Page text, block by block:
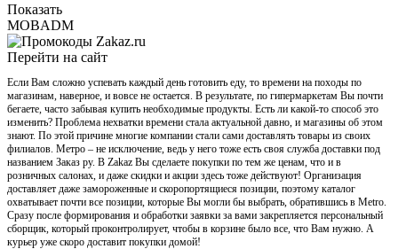
Показать
MOBADM
Перейти на сайт
Если Вам сложно успевать каждый день готовить еду, то времени на походы по
магазинам, наверное, и вовсе не остается. В результате, по гипермаркетам Вы почти
бегаете, часто забывая купить необходимые продукты. Есть ли какой-то способ это
изменить? Проблема нехватки времени стала актуальной давно, и магазины об этом
знают. По этой причине многие компании стали сами доставлять товары из своих
филиалов. Метро – не исключение, ведь у него тоже есть своя служба доставки под
названием Заказ ру. В Zakaz Вы сделаете покупки по тем же ценам, что и в
розничных салонах, и даже скидки и акции здесь тоже действуют! Организация
доставляет даже замороженные и скоропортящиеся позиции, поэтому каталог
охватывает почти все позиции, которые Вы могли бы выбрать, обратившись в Metro.
Сразу после формирования и обработки заявки за вами закрепляется персональный
сборщик, который проконтролирует, чтобы в корзине было все, что Вам нужно. А
курьер уже скоро доставит покупки домой!